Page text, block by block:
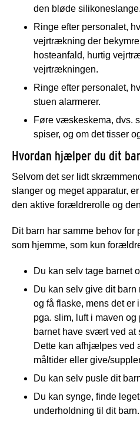
den bløde silikoneslange.
Ringe efter personalet,
vejrtrækning der
hosteanfald, hurtig
vejrtrækningen.
Ringe efter personalet,
stuen alarmerer.
Føre væskeskema, dvs.
spiser, og om det tisser
Hvordan hjælper du dit
Selvom det ser lidt
slanger og meget apparatur,
den aktive forældrerolle og
Dit barn har samme behov
som hjemme, som kun
Du kan selv tage barnet
Du kan selv give dit
og få flaske, mens det er
pga. slim, luft i maven
barnet have svært ved at
Dette kan afhjælpes ved
måltider eller give/
Du kan selv pusle dit
Du kan synge, finde
underholdning til dit barn.